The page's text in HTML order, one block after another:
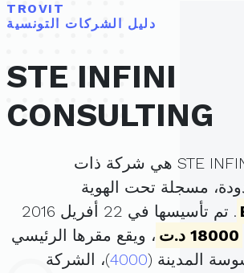
TROVIT
دليل الشركات التونسية
STE INFINI
CONSULTING
STE INFINI CONSULTING هي شركة ذات
مسجلة تحت الهوية
. تم تأسيسها في 22 أفريل 2016
18000 د.ت
، ويقع مقرها الرئيسي
المدينة (4000)، الشركة